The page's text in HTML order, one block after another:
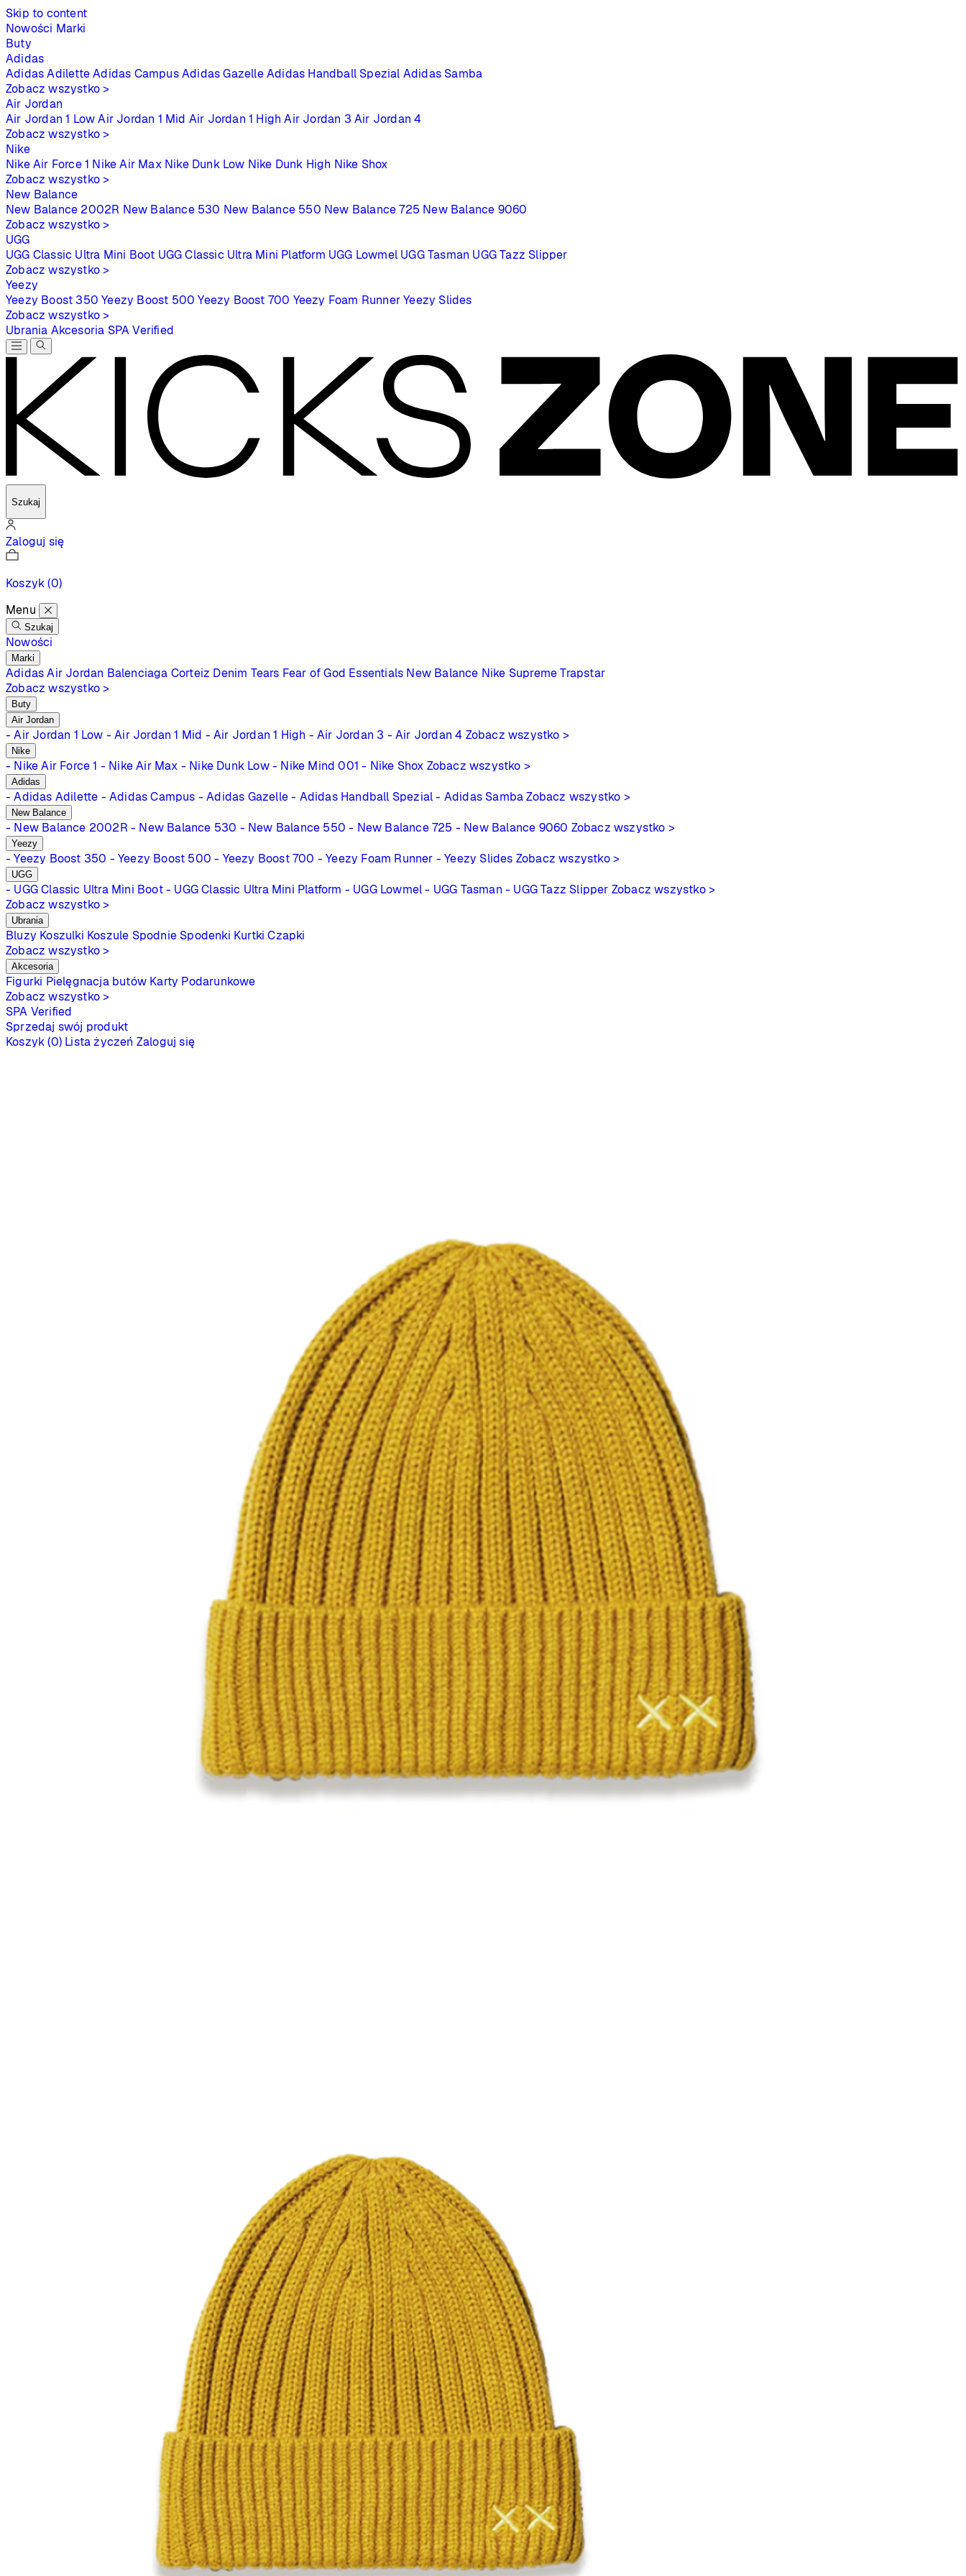
Skip to content
Nowości Marki
Buty
Adidas
Adidas Adilette Adidas Campus Adidas Gazelle Adidas Handball Spezial Adidas Samba
Zobacz wszystko >
Air Jordan
Air Jordan 1 Low Air Jordan 1 Mid Air Jordan 1 High Air Jordan 3 Air Jordan 4
Zobacz wszystko >
Nike
Nike Air Force 1 Nike Air Max Nike Dunk Low Nike Dunk High Nike Shox
Zobacz wszystko >
New Balance
New Balance 2002R New Balance 530 New Balance 550 New Balance 725 New Balance 9060
Zobacz wszystko >
UGG
UGG Classic Ultra Mini Boot UGG Classic Ultra Mini Platform UGG Lowmel UGG Tasman UGG Tazz Slipper
Zobacz wszystko >
Yeezy
Yeezy Boost 350 Yeezy Boost 500 Yeezy Boost 700 Yeezy Foam Runner Yeezy Slides
Zobacz wszystko >
Ubrania Akcesoria SPAVerified
Szukaj
Zaloguj się
Koszyk(0)
Menu
Szukaj
Nowości
Marki
Adidas Air Jordan Balenciaga Corteiz Denim Tears Fear of God Essentials New Balance Nike Supreme Trapstar
Zobacz wszystko >
Buty
Air Jordan
- Air Jordan 1 Low - Air Jordan 1 Mid - Air Jordan 1 High - Air Jordan 3 - Air Jordan 4 Zobacz wszystko >
Nike
- Nike Air Force 1 - Nike Air Max - Nike Dunk Low - Nike Mind 001 - Nike Shox Zobacz wszystko >
Adidas
- Adidas Adilette - Adidas Campus - Adidas Gazelle - Adidas Handball Spezial - Adidas Samba Zobacz wszystko >
New Balance
- New Balance 2002R - New Balance 530 - New Balance 550 - New Balance 725 - New Balance 9060 Zobacz wszystko >
Yeezy
- Yeezy Boost 350 - Yeezy Boost 500 - Yeezy Boost 700 - Yeezy Foam Runner - Yeezy Slides Zobacz wszystko >
UGG
- UGG Classic Ultra Mini Boot - UGG Classic Ultra Mini Platform - UGG Lowmel - UGG Tasman - UGG Tazz Slipper Zobacz wszystko >
Zobacz wszystko >
Ubrania
Bluzy Koszulki Koszule Spodnie Spodenki Kurtki Czapki
Zobacz wszystko >
Akcesoria
Figurki Pielęgnacja butów Karty Podarunkowe
Zobacz wszystko >
SPA Verified
Sprzedaj swój produkt
Koszyk (0) Lista życzeń Zaloguj się